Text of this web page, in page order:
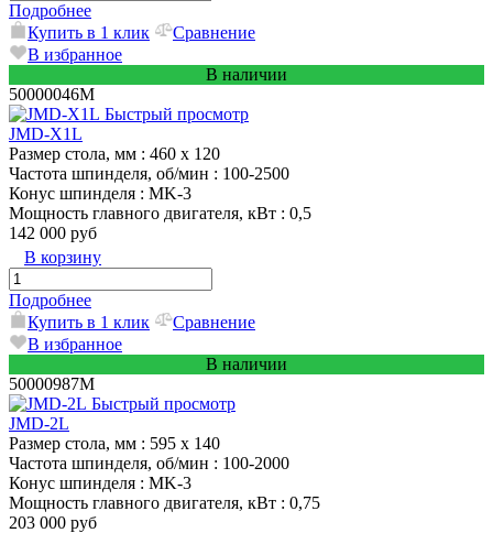
Подробнее
Купить в 1 клик
Сравнение
В избранное
В наличии
50000046M
Быстрый просмотр
JMD-X1L
Размер стола, мм : 460 x 120
Частота шпинделя, об/мин : 100-2500
Конус шпинделя : MK-3
Мощность главного двигателя, кВт : 0,5
142 000 руб
В корзину
Подробнее
Купить в 1 клик
Сравнение
В избранное
В наличии
50000987M
Быстрый просмотр
JMD-2L
Размер стола, мм : 595 x 140
Частота шпинделя, об/мин : 100-2000
Конус шпинделя : MK-3
Мощность главного двигателя, кВт : 0,75
203 000 руб